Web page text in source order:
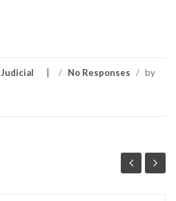
Judicial / No Responses / by